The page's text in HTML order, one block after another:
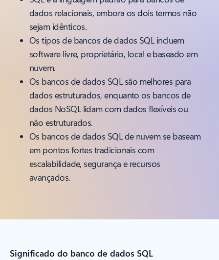
dados relacionais, embora os dois termos não
sejam idênticos.
Os tipos de bancos de dados SQL incluem
software livre, proprietário, local e baseado em
nuvem.
Os bancos de dados SQL são melhores para
dados estruturados, enquanto os bancos de
dados NoSQL lidam com dados flexíveis ou
não estruturados.
Os bancos de dados SQL de nuvem se baseam
em pontos fortes tradicionais com
escalabilidade, segurança e recursos
avançados.
Significado do banco de dados SQL